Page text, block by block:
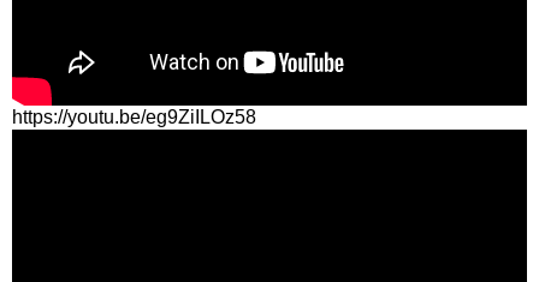
https://youtu.be/eg9ZiILOz58